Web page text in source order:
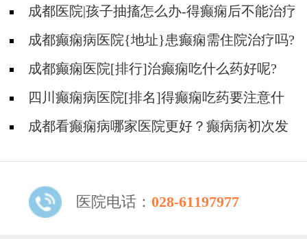
成都医院|孩子抽搐怎么办-得癫痫后不能治疗
吗?成都癫痫病医院{地址}患癫痫需住院治疗吗?
成都癫痫医院[排行]治癫痫吃什么药好呢?
四川癫痫病医院[排名]得癫痫吃药要注意什
么?成都看癫痫病哪家医院更好？癫病病初次发
医院电话： 028-61197977